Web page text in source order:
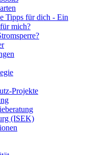
Tipps für dich - Ein
mich?
Projekte
(ISEK)